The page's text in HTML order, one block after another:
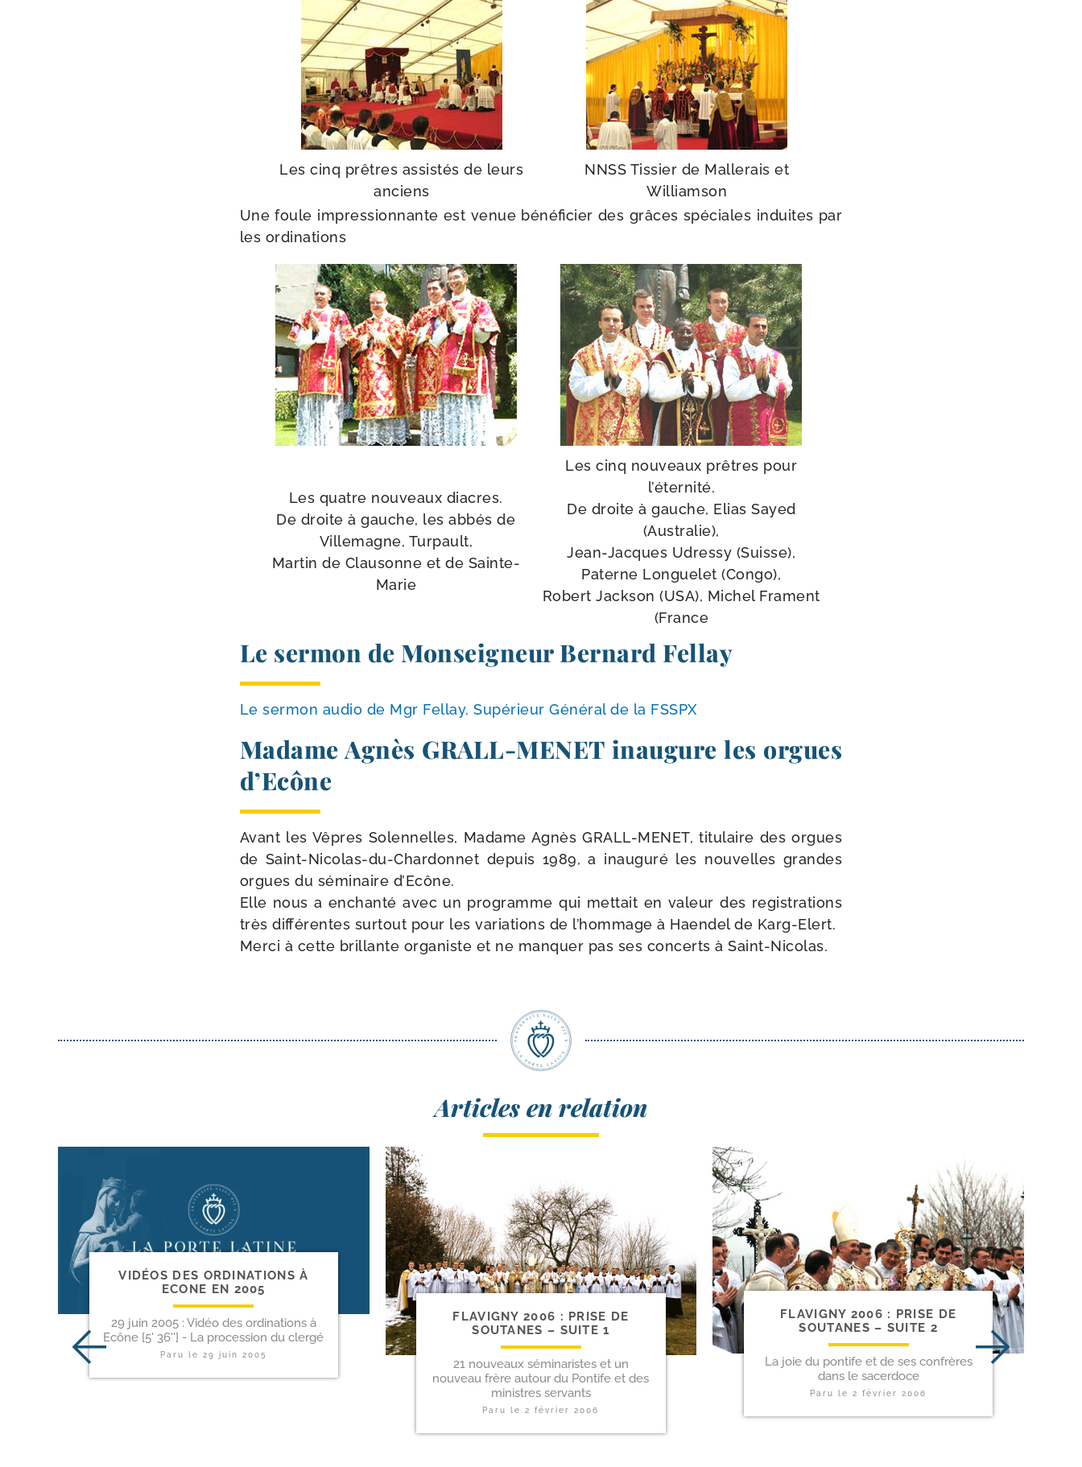
Les cinq prêtres assis­tés de leurs
anciens
NNSS Tissier de Mallerais et
Williamson
Une foule impres­sion­nante est venue béné­fi­cier des grâces spé­ciales induites par
les ordinations
Les quatre nou­veaux diacres.
De droite à gauche, les abbés de
Villemagne, Turpault,
Martin de Clausonne et de Sainte-
Marie
Les cinq nou­veaux prêtres pour
l’éternité.
De droite à gauche, Elias Sayed
(Australie),
Jean-​Jacques Udressy (Suisse),
Paterne Longuelet (Congo),
Robert Jackson (USA), Michel Frament
(France
Le sermon de Monseigneur Bernard Fellay
Le ser­mon audio de Mgr Fellay, Supérieur Général de la FSSPX
Madame Agnès GRALL-​MENET inaugure les orgues
d’Ecône
Avant les Vêpres Solennelles, Madame Agnès GRALL-​MENET, titu­laire des orgues
de Saint-​Nicolas-​du-​Chardonnet depuis 1989, a inau­gu­ré les nou­velles grandes
orgues du sémi­naire d’Ecône.
Elle nous a enchan­té avec un pro­gramme qui met­tait en valeur des regis­tra­tions
très dif­fé­rentes sur­tout pour les varia­tions de l’hom­mage à Haendel de Karg-Elert.
Merci à cette brillante orga­niste et ne man­quer pas ses concerts à Saint-Nicolas.
Articles en relation
VIDÉOS DES ORDINATIONS À
ECONE EN 2005
29 juin 2005 : Vidéo des ordinations à
Ecône [5' 36''] - La procession du clergé
Paru le29 juin 2005
FLAVIGNY 2006 : PRISE DE
SOUTANES – SUITE 1
21 nouveaux séminaristes et un
nouveau frère autour du Pontife et des
ministres servants
Paru le2 février 2006
FLAVIGNY 2006 : PRISE DE
SOUTANES – SUITE 2
La joie du pontife et de ses confrères
dans le sacerdoce
Paru le2 février 2006